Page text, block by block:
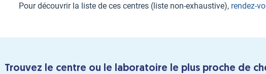
Pour découvrir la liste de ces centres (liste non-exhaustive), rendez-
Trouvez le centre ou le laboratoire le plus proche de